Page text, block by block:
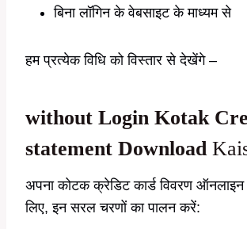
बिना लॉगिन के वेबसाइट के माध्यम से
हम प्रत्येक विधि को विस्तार से देखेंगे –
without Login Kotak
statement Download
अपना कोटक क्रेडिट कार्ड विवरण
लिए, इन सरल चरणों का पालन करें: